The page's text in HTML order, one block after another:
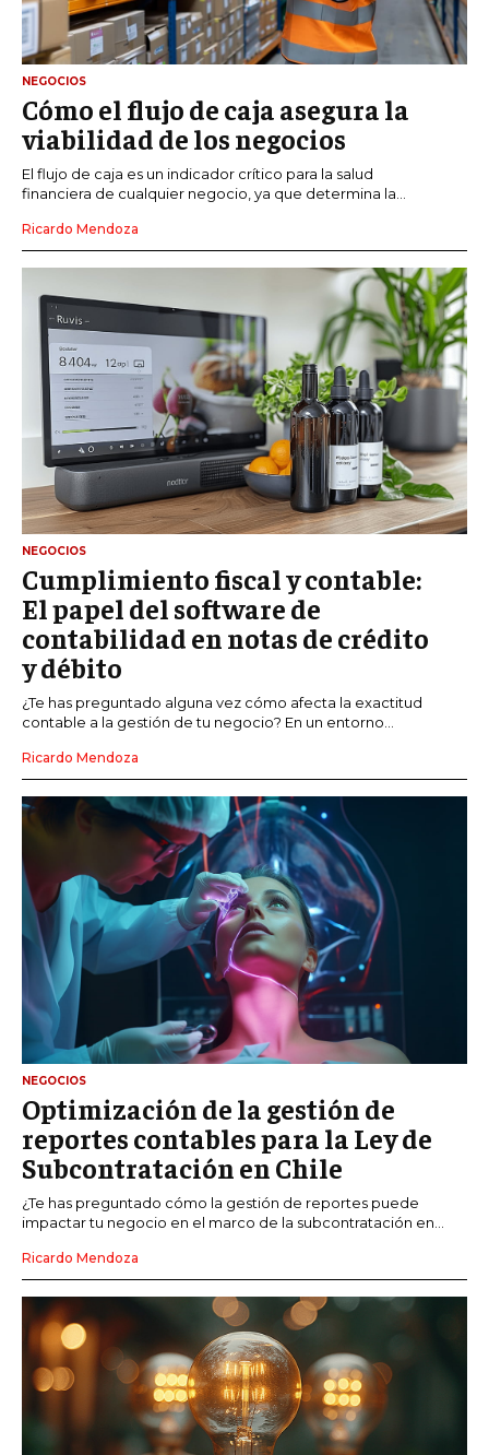
NEGOCIOS
Cómo el flujo de caja asegura la
viabilidad de los negocios
El flujo de caja es un indicador crítico para la salud
financiera de cualquier negocio, ya que determina la...
Ricardo Mendoza
NEGOCIOS
Cumplimiento fiscal y contable:
El papel del software de
contabilidad en notas de crédito
y débito
¿Te has preguntado alguna vez cómo afecta la exactitud
contable a la gestión de tu negocio? En un entorno...
Ricardo Mendoza
NEGOCIOS
Optimización de la gestión de
reportes contables para la Ley de
Subcontratación en Chile
¿Te has preguntado cómo la gestión de reportes puede
impactar tu negocio en el marco de la subcontratación en...
Ricardo Mendoza